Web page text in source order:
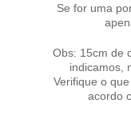
Se for uma
Obs: 15cm de
indicamos,
Verifique o
acordo